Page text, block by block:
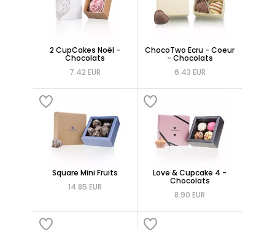
2 CupCakes Noël -
Chocolats
7.42 EUR
ChocoTwo Ecru - Coeur
- Chocolats
6.43 EUR
Square Mini Fruits
14.85 EUR
Love & Cupcake 4 -
Chocolats
8.90 EUR